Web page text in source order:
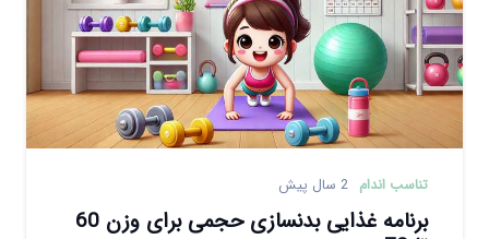
تناسب اندام 2 سال پیش
برنامه غذایی بدنسازی حجمی برای وزن 60